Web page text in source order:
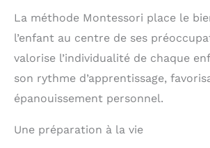
La méthode Montessori place le
l’enfant au centre de ses
valorise l’individualité de chaque
son rythme d’apprentissage,
épanouissement personnel.
Une préparation à la vie